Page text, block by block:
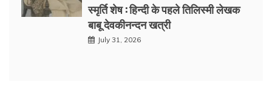
स्मृर्ति शेष : हिन्दी के पहले तिलिस्मी लेखक
बाबू देवकीनन्दन खत्री
July 31, 2026